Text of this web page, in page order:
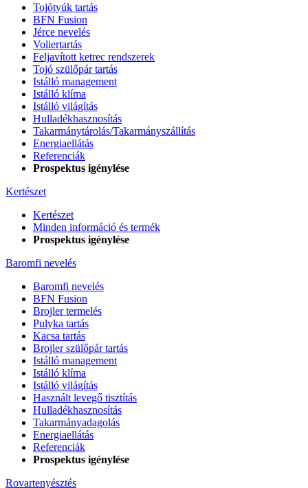
Tojótyúk tartás
BFN Fusion
Jérce nevelés
Voliertartás
Feljavított ketrec rendszerek
Tojó szülőpár tartás
Istálló management
Istálló klíma
Istálló világítás
Hulladékhasznosítás
Takarmánytárolás/Takarmányszállítás
Energiaellátás
Referenciák
Prospektus igénylése
Kertészet
Kertészet
Minden információ és termék
Prospektus igénylése
Baromfi nevelés
Baromfi nevelés
BFN Fusion
Brojler termelés
Pulyka tartás
Kacsa tartás
Brojler szülőpár tartás
Istálló management
Istálló klíma
Istálló világítás
Használt levegő tisztítás
Hulladékhasznosítás
Takarmányadagolás
Energiaellátás
Referenciák
Prospektus igénylése
Rovartenyésztés